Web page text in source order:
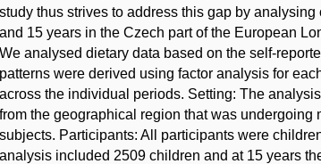
study thus strives to address this gap by
and 15 years in the Czech part of the European
We analysed dietary data based on the self-
patterns were derived using factor analysis for
across the individual periods. Setting: The
from the geographical region that was
subjects. Participants: All participants were
analysis included 2509 children and at 15 years